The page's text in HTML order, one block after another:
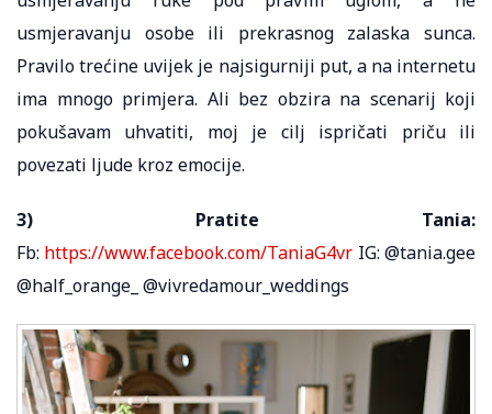
usmjeravanju osobe ili prekrasnog zalaska sunca.
Pravilo trećine uvijek je najsigurniji put, a na internetu
ima mnogo primjera. Ali bez obzira na scenarij koji
pokušavam uhvatiti, moj je cilj ispričati priču ili
povezati ljude kroz emocije.
3) Pratite Tania:
Fb: https://www.facebook.com/TaniaG4vr IG: @tania.gee
@half_orange_ @vivredamour_weddings